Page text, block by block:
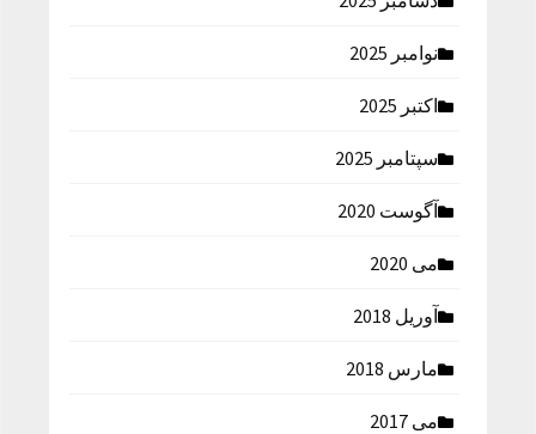
نوامبر 2025
اکتبر 2025
سپتامبر 2025
آگوست 2020
می 2020
آوریل 2018
مارس 2018
می 2017